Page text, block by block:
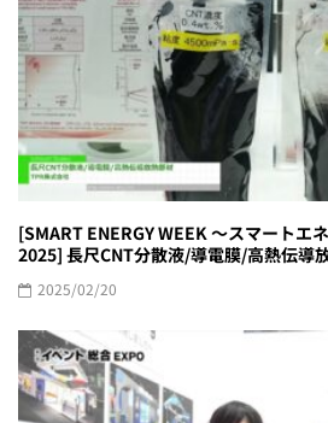
[SMART ENERGY WEEK ～スマートエ
2025] 長尺CNT分散液/導電膜/高熱伝導
2025/02/20